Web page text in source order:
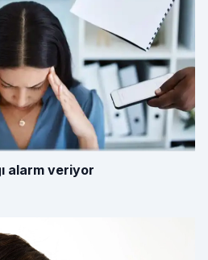
alarm veriyor